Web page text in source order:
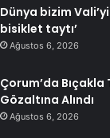
Dünya bizim
bisiklet taytı’
Ağustos 6, 2026
Çorum’da Bıçakla
Gözaltına Alındı
Ağustos 6, 2026